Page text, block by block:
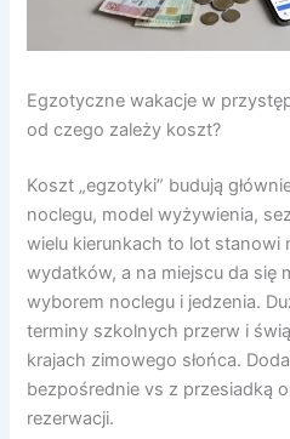
Egzotyczne wakacje w
od czego zależy koszt?
Koszt „egzotyki” budują
noclegu, model wyżywienia,
wielu kierunkach to lot stanowi
wydatków, a na miejscu da się
wyborem noclegu i jedzenia.
terminy szkolnych przerw i
krajach zimowego słońca.
bezpośrednie vs z przesiadką
rezerwacji.